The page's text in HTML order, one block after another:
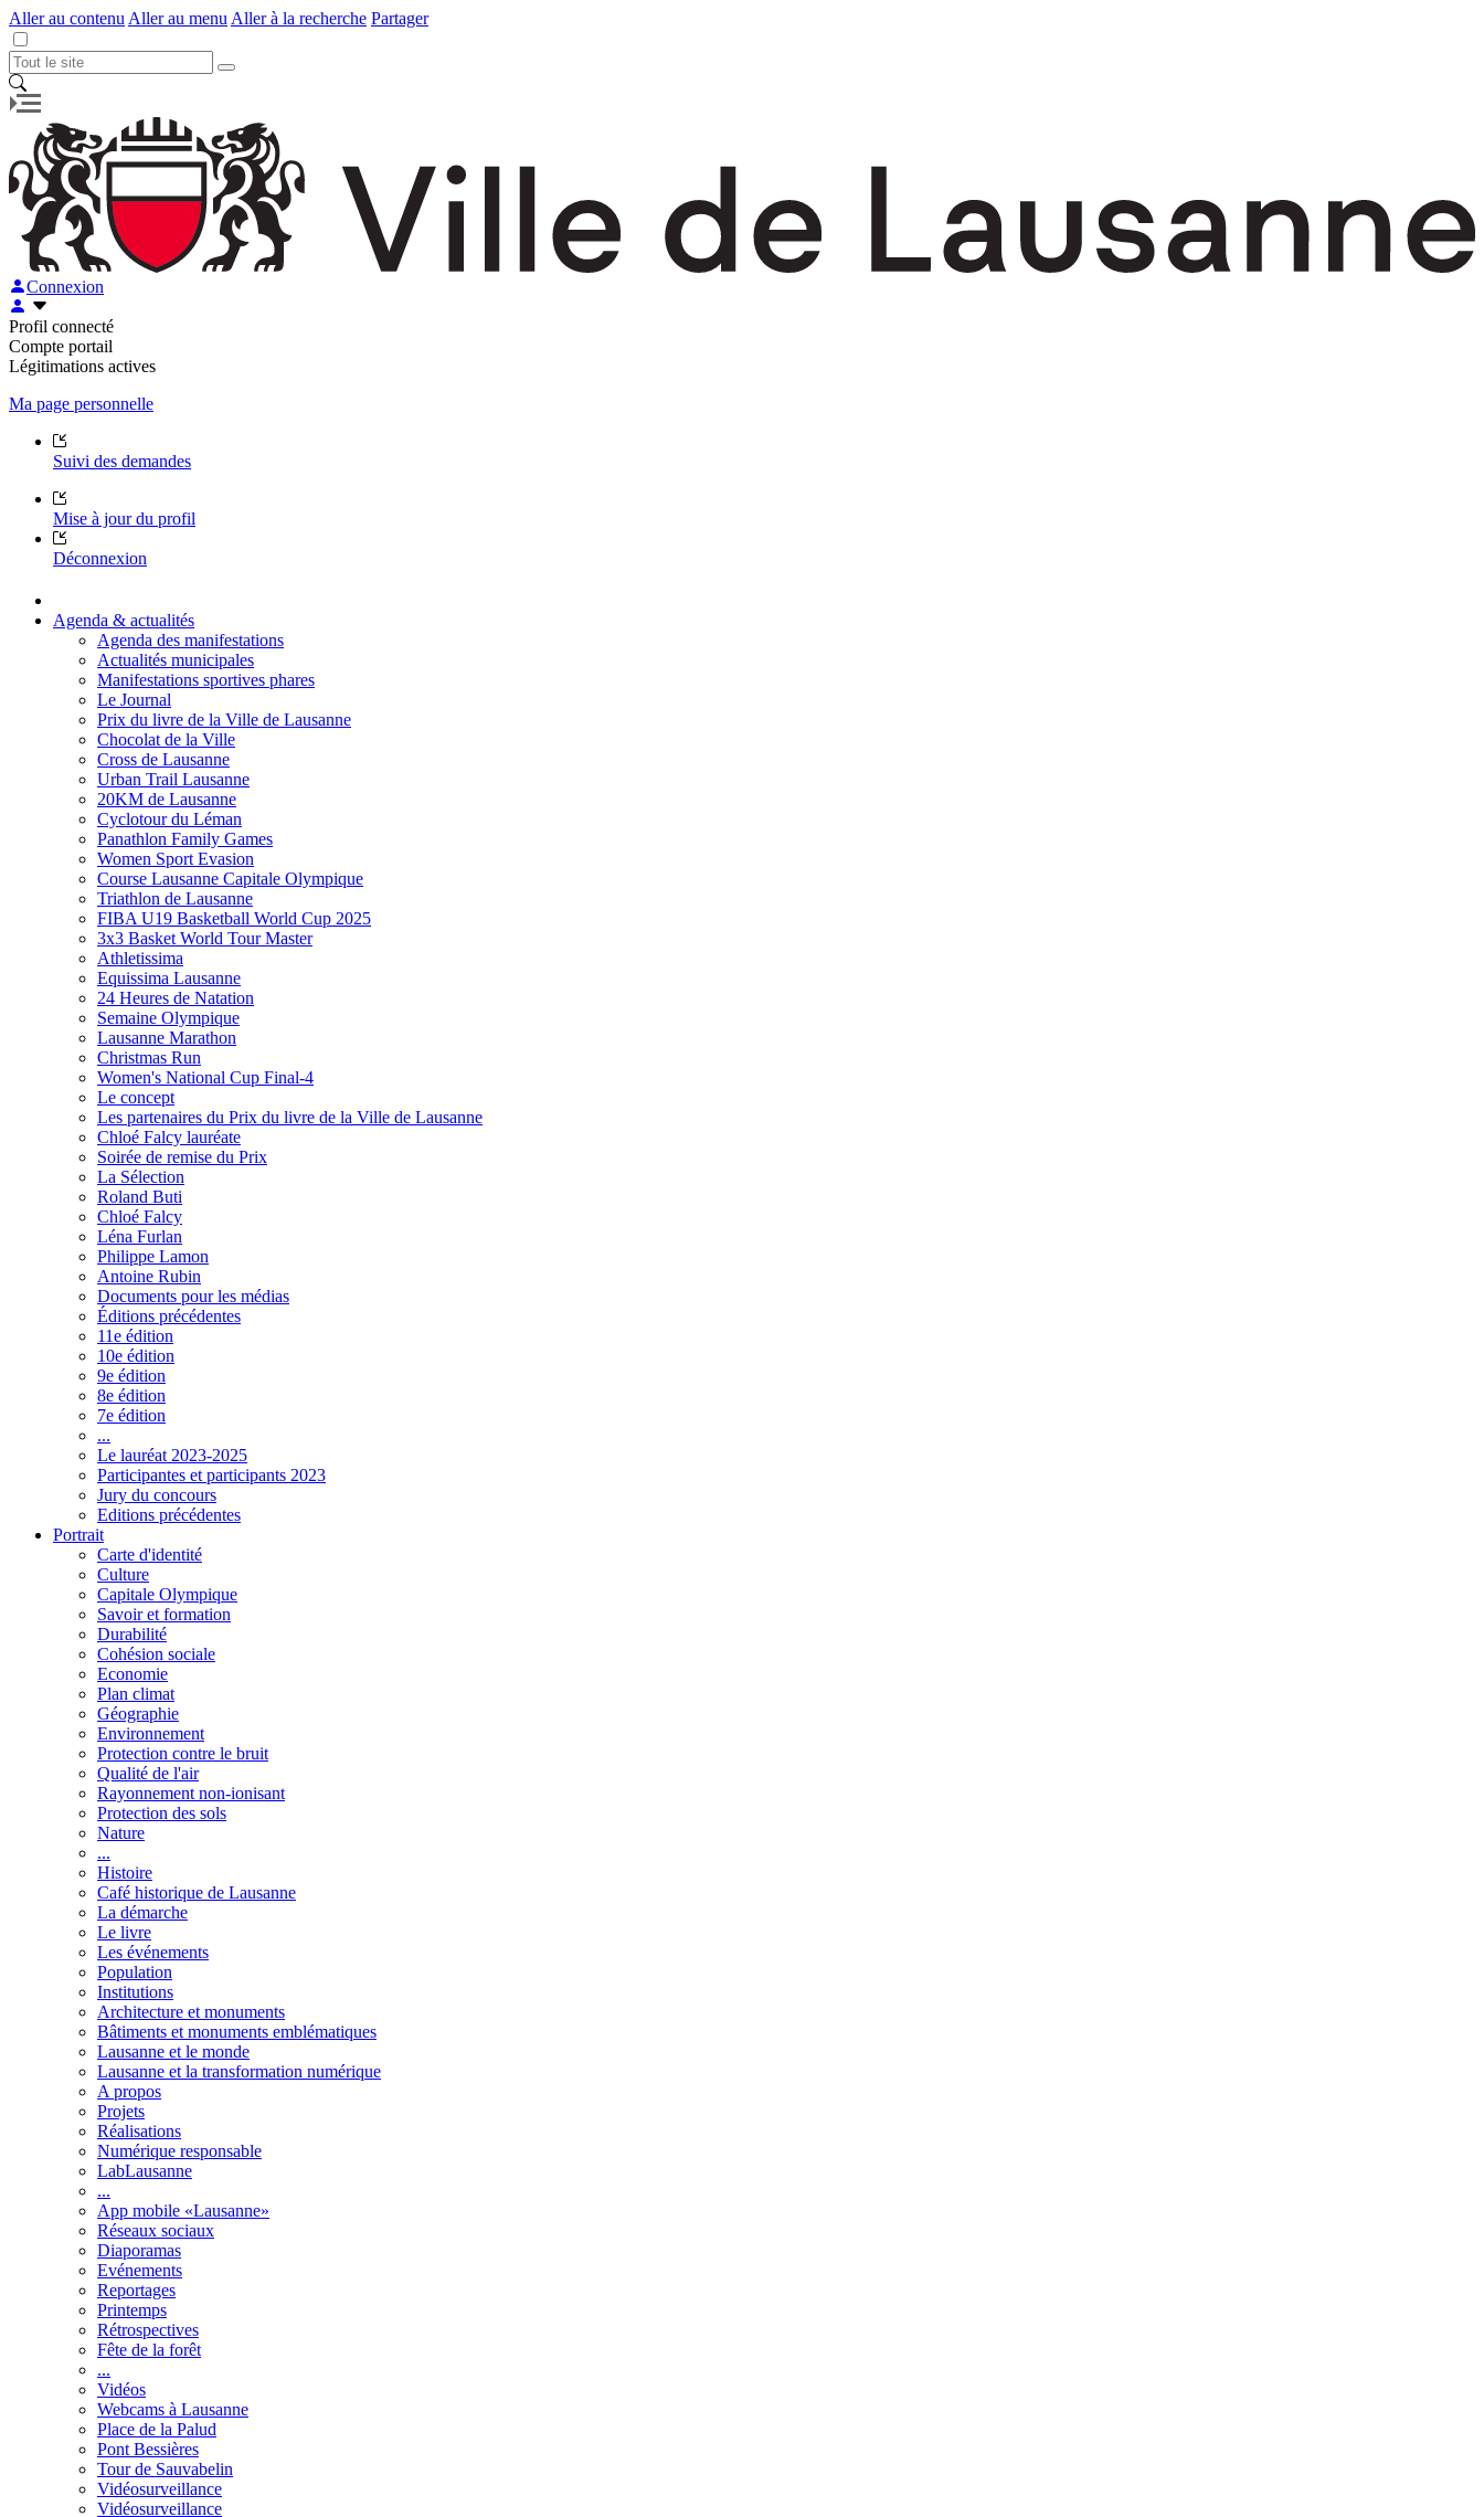
Aller au contenu Aller au menu Aller à la recherche Partager
Connexion
Profil connecté
Compte portail
Légitimations actives
Ma page personnelle
Suivi des demandes
Mise à jour du profil
Déconnexion
Agenda & actualités
Agenda des manifestations
Actualités municipales
Manifestations sportives phares
Le Journal
Prix du livre de la Ville de Lausanne
Chocolat de la Ville
Cross de Lausanne
Urban Trail Lausanne
20KM de Lausanne
Cyclotour du Léman
Panathlon Family Games
Women Sport Evasion
Course Lausanne Capitale Olympique
Triathlon de Lausanne
FIBA U19 Basketball World Cup 2025
3x3 Basket World Tour Master
Athletissima
Equissima Lausanne
24 Heures de Natation
Semaine Olympique
Lausanne Marathon
Christmas Run
Women's National Cup Final-4
Le concept
Les partenaires du Prix du livre de la Ville de Lausanne
Chloé Falcy lauréate
Soirée de remise du Prix
La Sélection
Roland Buti
Chloé Falcy
Léna Furlan
Philippe Lamon
Antoine Rubin
Documents pour les médias
Éditions précédentes
11e édition
10e édition
9e édition
8e édition
7e édition
...
Le lauréat 2023-2025
Participantes et participants 2023
Jury du concours
Editions précédentes
Portrait
Carte d'identité
Culture
Capitale Olympique
Savoir et formation
Durabilité
Cohésion sociale
Economie
Plan climat
Géographie
Environnement
Protection contre le bruit
Qualité de l'air
Rayonnement non-ionisant
Protection des sols
Nature
...
Histoire
Café historique de Lausanne
La démarche
Le livre
Les événements
Population
Institutions
Architecture et monuments
Bâtiments et monuments emblématiques
Lausanne et le monde
Lausanne et la transformation numérique
A propos
Projets
Réalisations
Numérique responsable
LabLausanne
...
App mobile «Lausanne»
Réseaux sociaux
Diaporamas
Evénements
Reportages
Printemps
Rétrospectives
Fête de la forêt
...
Vidéos
Webcams à Lausanne
Place de la Palud
Pont Bessières
Tour de Sauvabelin
Vidéosurveillance
Vidéosurveillance